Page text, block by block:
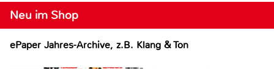
Neu im Shop
ePaper Jahres-Archive, z.B. Klang & Ton